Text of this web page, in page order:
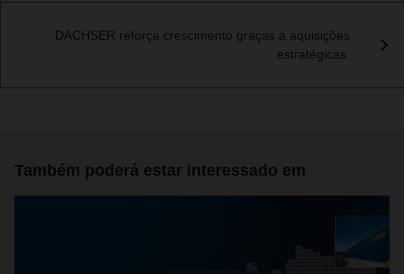
DACHSER reforça crescimento graças a aquisições
estratégicas
Também poderá estar interessado em